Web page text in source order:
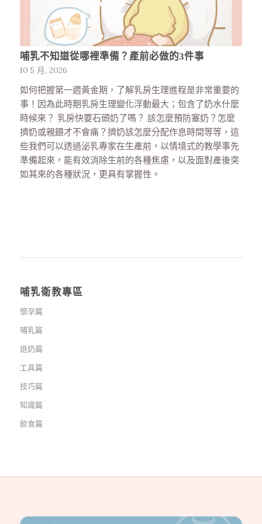
哺乳不知道從哪裡準備？產前必做的3件事
10 5 月, 2026
如何把握第一週黃金期，了解乳房生理進程是非常重要的
事！因為此時期乳房生理變化浮動最大；包含了奶水什麼
時候來？ 乳房快要石頭奶了嗎？ 該怎麼預防塞奶？怎麼
擠奶或親餵才不會痛？擠奶該怎麼分配作息時間等等，這
些我們可以透過泌乳專家在生產前，以情境式的教學事先
準備起來，能有效消除生前的各種焦慮，以及面對產後突
如其來的各種狀況，更具有掌握性。
哺乳衛教專區
懷孕篇
哺乳篇
退奶篇
工具篇
技巧篇
知識篇
飲食篇